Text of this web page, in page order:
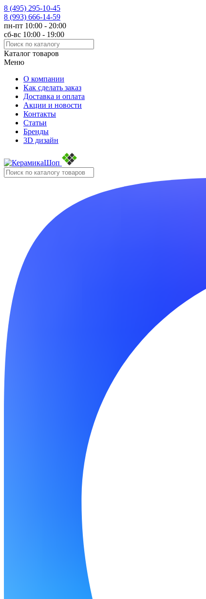
8 (495) 295-10-45
8 (993) 666-14-59
пн-пт 10:00 - 20:00
сб-вс 10:00 - 19:00
Каталог товаров
Меню
О компании
Как сделать заказ
Доставка и оплата
Акции и новости
Контакты
Статьи
Бренды
3D дизайн